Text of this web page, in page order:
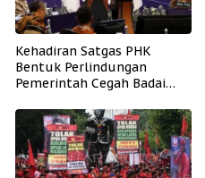
Kehadiran Satgas PHK
Bentuk Perlindungan
Pemerintah Cegah Badai